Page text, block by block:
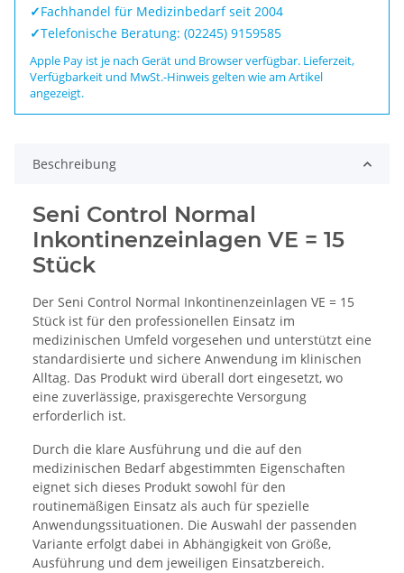
✓Fachhandel für Medizinbedarf seit 2004
✓Telefonische Beratung: (02245) 9159585
Apple Pay ist je nach Gerät und Browser verfügbar. Lieferzeit,
Verfügbarkeit und MwSt.-Hinweis gelten wie am Artikel
angezeigt.
Beschreibung
Seni Control Normal
Inkontinenzeinlagen VE = 15
Stück
Der Seni Control Normal Inkontinenzeinlagen VE = 15
Stück ist für den professionellen Einsatz im
medizinischen Umfeld vorgesehen und unterstützt eine
standardisierte und sichere Anwendung im klinischen
Alltag. Das Produkt wird überall dort eingesetzt, wo
eine zuverlässige, praxisgerechte Versorgung
erforderlich ist.
Durch die klare Ausführung und die auf den
medizinischen Bedarf abgestimmten Eigenschaften
eignet sich dieses Produkt sowohl für den
routinemäßigen Einsatz als auch für spezielle
Anwendungssituationen. Die Auswahl der passenden
Variante erfolgt dabei in Abhängigkeit von Größe,
Ausführung und dem jeweiligen Einsatzbereich.